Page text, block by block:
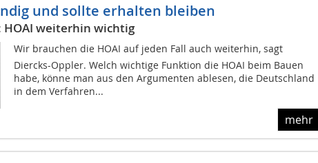
und sollte erhalten bleiben
HOAI weiterhin wichtig
Wir brauchen die HOAI auf jeden Fall auch weiterhin, sagt
Diercks-Oppler. Welch wichtige Funktion die HOAI beim Bauen
habe, könne man aus den Argumenten ablesen, die Deutschland
in dem Verfahren...
mehr